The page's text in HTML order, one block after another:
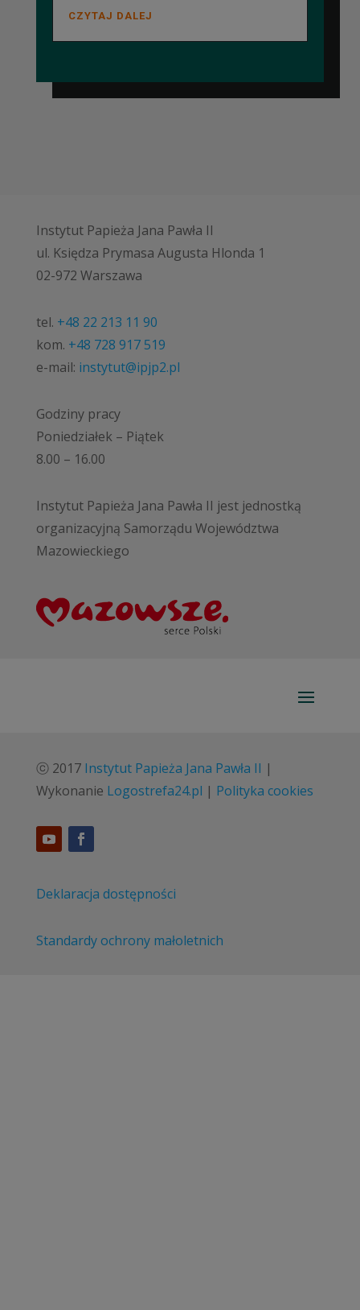
CZYTAJ DALEJ
Instytut Papieża Jana Pawła II
ul. Księdza Prymasa Augusta Hlonda 1
02-972 Warszawa
tel. +48 22 213 11 90
kom. +48 728 917 519
e-mail: instytut@ipjp2.pl
Godziny pracy
Poniedziałek – Piątek
8.00 – 16.00
Instytut Papieża Jana Pawła II jest jednostką
organizacyjną Samorządu Województwa
Mazowieckiego
ⓒ 2017 Instytut Papieża Jana Pawła II |
Wykonanie Logostrefa24.pl | Polityka cookies
Deklaracja dostępności
Standardy ochrony małoletnich